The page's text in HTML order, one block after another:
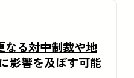
なる対中制裁や地
影響を及ぼす可能